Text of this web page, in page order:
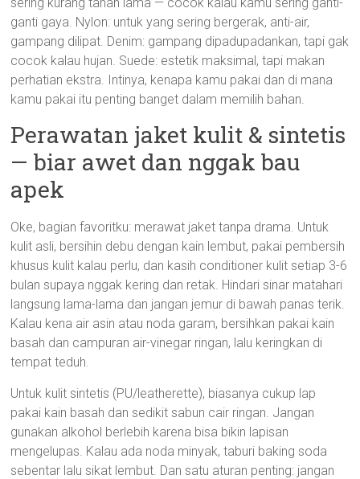
ganti gaya. Nylon: untuk yang sering bergerak, anti-air,
gampang dilipat. Denim: gampang dipadupadankan, tapi gak
cocok kalau hujan. Suede: estetik maksimal, tapi makan
perhatian ekstra. Intinya, kenapa kamu pakai dan di mana
kamu pakai itu penting banget dalam memilih bahan.
Perawatan jaket kulit & sintetis
— biar awet dan nggak bau
apek
Oke, bagian favoritku: merawat jaket tanpa drama. Untuk
kulit asli, bersihin debu dengan kain lembut, pakai pembersih
khusus kulit kalau perlu, dan kasih conditioner kulit setiap 3-6
bulan supaya nggak kering dan retak. Hindari sinar matahari
langsung lama-lama dan jangan jemur di bawah panas terik.
Kalau kena air asin atau noda garam, bersihkan pakai kain
basah dan campuran air-vinegar ringan, lalu keringkan di
tempat teduh.
Untuk kulit sintetis (PU/leatherette), biasanya cukup lap
pakai kain basah dan sedikit sabun cair ringan. Jangan
gunakan alkohol berlebih karena bisa bikin lapisan
mengelupas. Kalau ada noda minyak, taburi baking soda
sebentar lalu sikat lembut. Dan satu aturan penting: jangan